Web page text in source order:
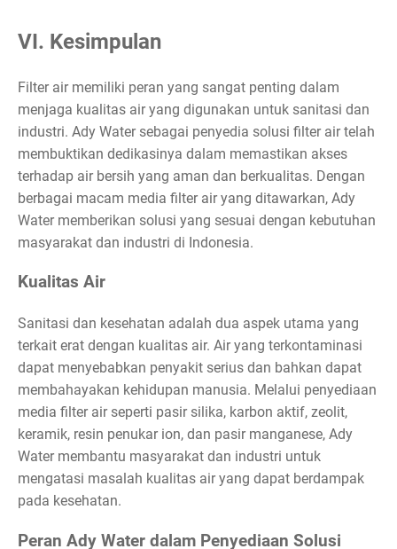
VI. Kesimpulan
Filter air memiliki peran yang sangat penting dalam
menjaga kualitas air yang digunakan untuk sanitasi dan
industri. Ady Water sebagai penyedia solusi filter air telah
membuktikan dedikasinya dalam memastikan akses
terhadap air bersih yang aman dan berkualitas. Dengan
berbagai macam media filter air yang ditawarkan, Ady
Water memberikan solusi yang sesuai dengan kebutuhan
masyarakat dan industri di Indonesia.
Kualitas Air
Sanitasi dan kesehatan adalah dua aspek utama yang
terkait erat dengan kualitas air. Air yang terkontaminasi
dapat menyebabkan penyakit serius dan bahkan dapat
membahayakan kehidupan manusia. Melalui penyediaan
media filter air seperti pasir silika, karbon aktif, zeolit,
keramik, resin penukar ion, dan pasir manganese, Ady
Water membantu masyarakat dan industri untuk
mengatasi masalah kualitas air yang dapat berdampak
pada kesehatan.
Peran Ady Water dalam Penyediaan Solusi